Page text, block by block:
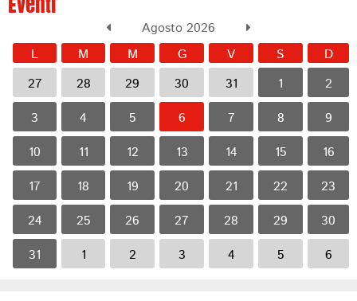
Agosto 2026
L M M G V S D
27 28 29 30 31 1 2
3 4 5 6 7 8 9
10 11 12 13 14 15 16
17 18 19 20 21 22 23
24 25 26 27 28 29 30
31 1 2 3 4 5 6